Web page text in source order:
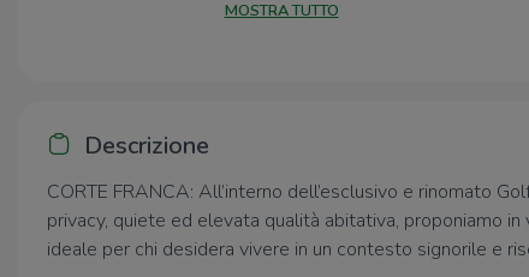
MOSTRA TUTTO
Descrizione
CORTE FRANCA: All’interno dell’esclusivo e rinomato
privacy, quiete ed elevata qualità abitativa, proponiamo
ideale per chi desidera vivere in un contesto signorile e